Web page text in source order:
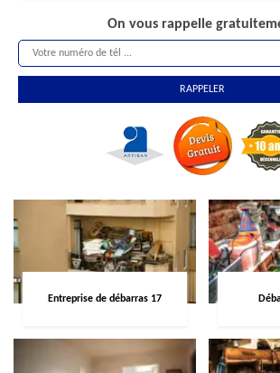
On vous rappelle
Entreprise de débarras 17